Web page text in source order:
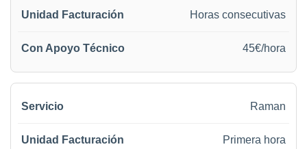
Horas consecutivas
45€/hora
Raman
Primera hora